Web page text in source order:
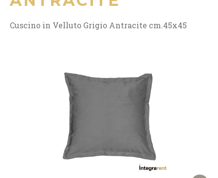
Cuscino in Velluto Grigio Antracite cm.45x45